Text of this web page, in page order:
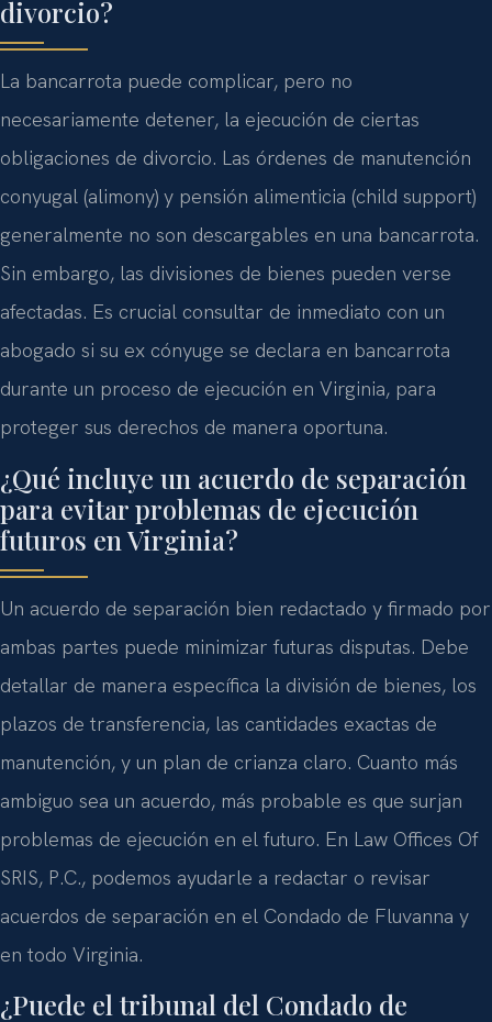
divorcio?
La bancarrota puede complicar, pero no
necesariamente detener, la ejecución de ciertas
obligaciones de divorcio. Las órdenes de manutención
conyugal (alimony) y pensión alimenticia (child support)
generalmente no son descargables en una bancarrota.
Sin embargo, las divisiones de bienes pueden verse
afectadas. Es crucial consultar de inmediato con un
abogado si su ex cónyuge se declara en bancarrota
durante un proceso de ejecución en Virginia, para
proteger sus derechos de manera oportuna.
¿Qué incluye un acuerdo de separación
para evitar problemas de ejecución
futuros en Virginia?
Un acuerdo de separación bien redactado y firmado por
ambas partes puede minimizar futuras disputas. Debe
detallar de manera específica la división de bienes, los
plazos de transferencia, las cantidades exactas de
manutención, y un plan de crianza claro. Cuanto más
ambiguo sea un acuerdo, más probable es que surjan
problemas de ejecución en el futuro. En Law Offices Of
SRIS, P.C., podemos ayudarle a redactar o revisar
acuerdos de separación en el Condado de Fluvanna y
en todo Virginia.
¿Puede el tribunal del Condado de